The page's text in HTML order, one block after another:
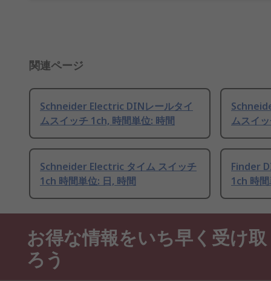
関連ページ
Schneider Electric DINレールタイ
ムスイッチ 1ch, 時間単位: 時間
ムスイ
Schneider Electric タイム スイッチ
1ch 時間単位: 日, 時間
Finder
1ch 時
お得な情報をいち早く受け取
ろう